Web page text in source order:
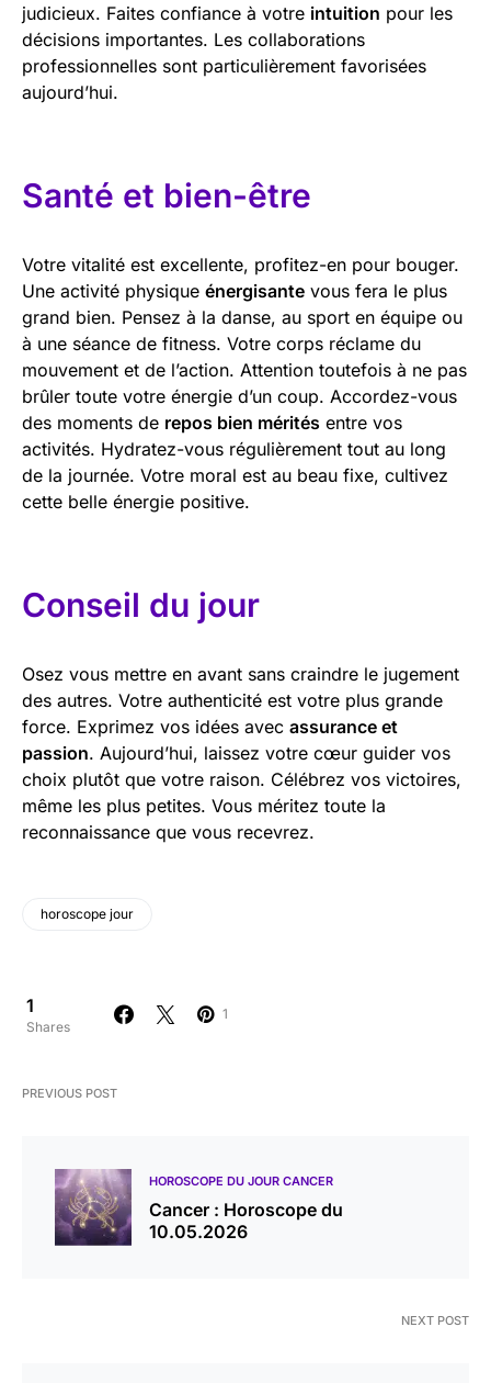
judicieux. Faites confiance à votre intuition pour les
décisions importantes. Les collaborations
professionnelles sont particulièrement favorisées
aujourd’hui.
Santé et bien-être
Votre vitalité est excellente, profitez-en pour bouger.
Une activité physique énergisante vous fera le plus
grand bien. Pensez à la danse, au sport en équipe ou
à une séance de fitness. Votre corps réclame du
mouvement et de l’action. Attention toutefois à ne pas
brûler toute votre énergie d’un coup. Accordez-vous
des moments de repos bien mérités entre vos
activités. Hydratez-vous régulièrement tout au long
de la journée. Votre moral est au beau fixe, cultivez
cette belle énergie positive.
Conseil du jour
Osez vous mettre en avant sans craindre le jugement
des autres. Votre authenticité est votre plus grande
force. Exprimez vos idées avec assurance et
passion. Aujourd’hui, laissez votre cœur guider vos
choix plutôt que votre raison. Célébrez vos victoires,
même les plus petites. Vous méritez toute la
reconnaissance que vous recevrez.
horoscope jour
1
Shares
1
PREVIOUS POST
HOROSCOPE DU JOUR CANCER
Cancer : Horoscope du
10.05.2026
NEXT POST